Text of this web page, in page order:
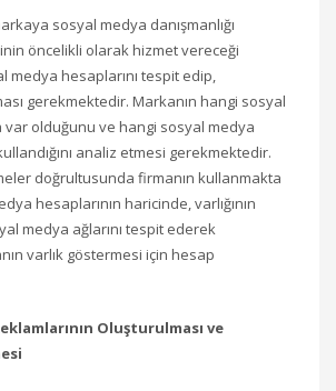
sosyal medya danışmanlığı
öncelikli olarak hizmet vereceği
medya hesaplarını tespit edip,
gerekmektedir. Markanın hangi sosyal
var olduğunu ve hangi sosyal medya
analiz etmesi gerekmektedir.
doğrultusunda firmanın kullanmakta
hesaplarının haricinde, varlığının
medya ağlarını tespit ederek
varlık göstermesi için hesap
Oluşturulması ve